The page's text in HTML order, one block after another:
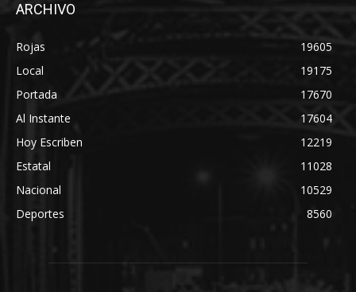
ARCHIVO
Rojas
19605
Local
19175
Portada
17670
Al Instante
17604
Hoy Escriben
12219
Estatal
11028
Nacional
10529
Deportes
8560